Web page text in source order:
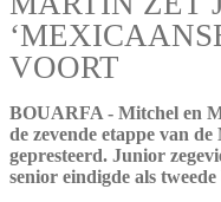
VOORT
BOUARFA - Mitchel en
de zevende etappe van
gepresteerd. Junior
senior eindigde als